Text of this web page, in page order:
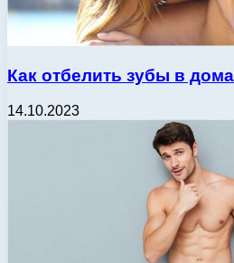
Как отбелить зубы в
14.10.2023